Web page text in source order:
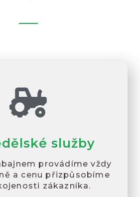
služby
provádíme vždy
a cenu přizpůsobíme
zákazníka.